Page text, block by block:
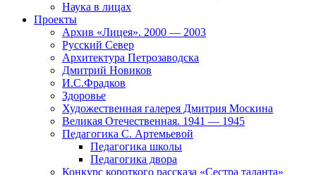
Наука в лицах
Проекты
Архив «Лицея». 2000 — 2003
Русский Север
Архитектура Петрозаводска
Дмитрий Новиков
И.С.Фрадков
Здоровье
Художественная галерея Дмитрия Москина
Великая Отечественная. 1941 — 1945
Педагогика С. Артемьевой
Педагогика школы
Педагогика двора
Конкурс короткого рассказа «Сестра таланта»